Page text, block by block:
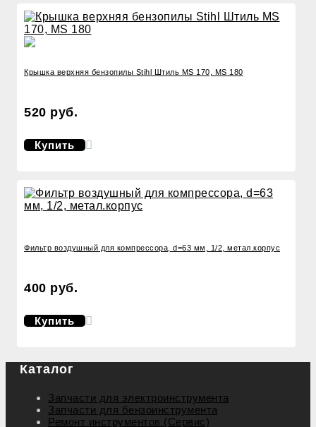
Крышка верхняя бензопилы Stihl Штиль MS 170, MS 180
520 руб.
Купить
Фильтр воздушный для компрессора, d=63 мм, 1/2, метал.корпус
400 руб.
Купить
Каталог
Запчасти для электроинструмента
Запчасти для бензоинструмента
Ремонт инструментов (Сервис)